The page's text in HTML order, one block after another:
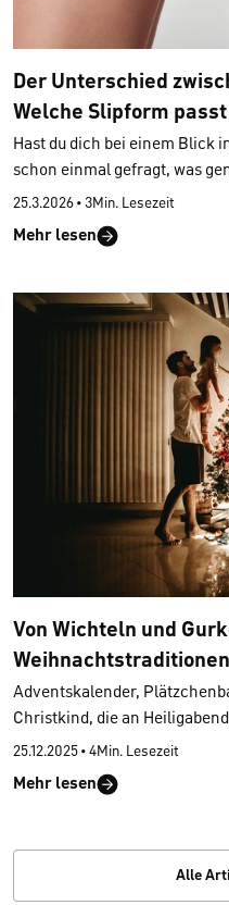
Der Unterschied
Welche Slipform passt
Hast du dich bei einem Blick
schon einmal gefragt, was
Hipster und Pantyist? Beide
sehr ähnlich aus – schaut
unterscheiden sich Schnitt
kannst,welche der beiden
25.3.2026 • 3Min. Lesezeit
Mehr lesen
Von Wichteln und
Adventskalender,
Christkind, die an
geschmückten Baum liegen:
bestimmte Vorstellungen
das Fest der Liebe in
zur Weihnachtsmesse,
beim Weihnachtsessen an
Vielfalt macht
25.12.2025 • 4Min. Lesezeit
Mehr lesen
Alle